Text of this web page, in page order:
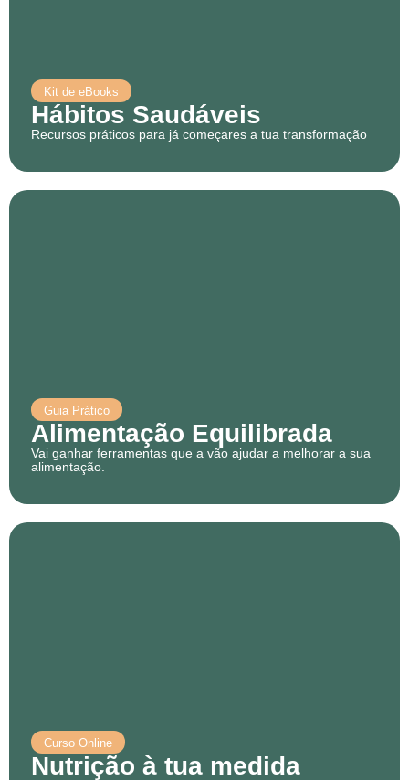
Kit de eBooks
Hábitos Saudáveis
Recursos práticos para já começares a tua transformação
Guia Prático
Alimentação Equilibrada
Vai ganhar ferramentas que a vão ajudar a melhorar a sua
alimentação.
Curso Online
Nutrição à tua medida